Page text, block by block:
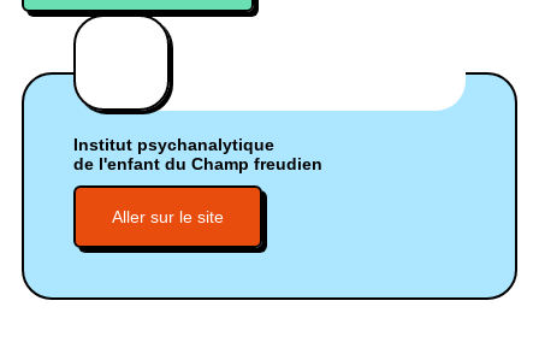
Institut psychanalytique
de l'enfant du Champ freudien
Aller sur le site